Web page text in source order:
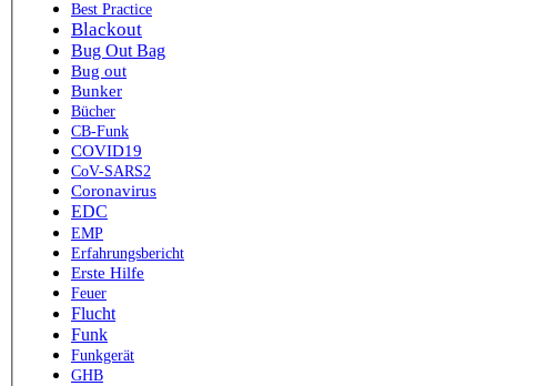
Best Practice
Blackout
Bug Out Bag
Bug out
Bunker
Bücher
CB-Funk
COVID19
CoV-SARS2
Coronavirus
EDC
EMP
Erfahrungsbericht
Erste Hilfe
Feuer
Flucht
Funk
Funkgerät
GHB